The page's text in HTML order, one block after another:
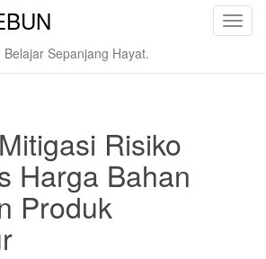
T
Sepanjang Hayat.
Risiko
Harga Bahan
Produk